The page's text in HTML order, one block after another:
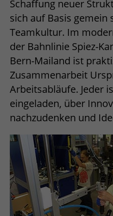
Schaffung neuer
sich auf Basis gemein
Teamkultur. Im
der Bahnlinie Spiez-
Bern-Mailand ist
Zusammenarbeit
Arbeitsabläufe. Jeder
eingeladen, über
nachzudenken und